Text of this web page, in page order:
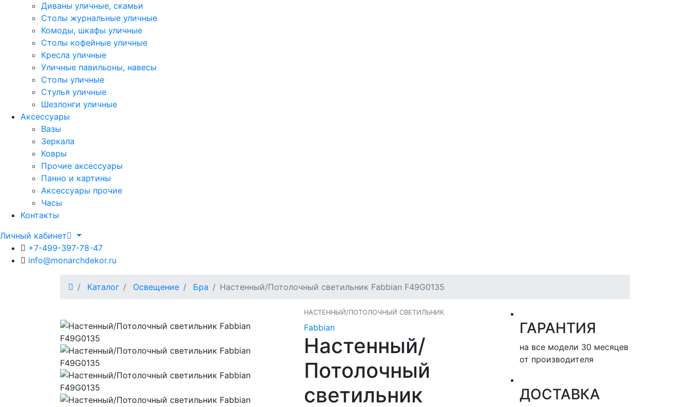
Диваны уличные, скамьи
Столы журнальные уличные
Комоды, шкафы уличные
Столы кофейные уличные
Кресла уличные
Уличные павильоны, навесы
Столы уличные
Стулья уличные
Шезлонги уличные
Аксессуары
Вазы
Зеркала
Ковры
Прочие аксессуары
Панно и картины
Аксессуары прочие
Часы
Контакты
Личный кабинет
+7-499-397-78-47
info@monarchdekor.ru
Каталог Освещение Бра Настенный/Потолочный светильник Fabbian F49G0135
НАСТЕННЫЙ/ПОТОЛОЧНЫЙ СВЕТИЛЬНИК
Fabbian
Настенный/
Потолочный
светильник
ГАРАНТИЯ
на все модели 30 месяцев
от производителя
ДОСТАВКА